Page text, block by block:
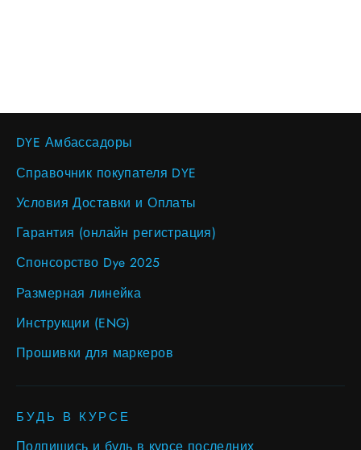
DYE Амбассадоры
Справочник покупателя DYE
Условия Доставки и Оплаты
Гарантия (онлайн регистрация)
Спонсорство Dye 2025
Размерная линейка
Инструкции (ENG)
Прошивки для маркеров
БУДЬ В КУРСЕ